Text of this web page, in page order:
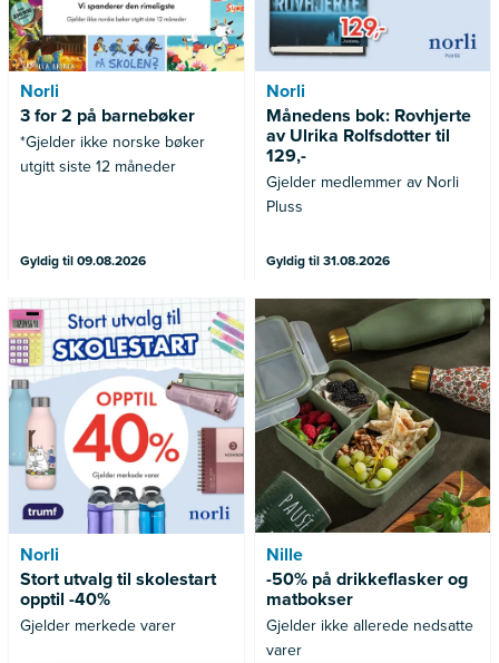
Norli
3 for 2 på barnebøker
*Gjelder ikke norske bøker
utgitt siste 12 måneder
Gyldig til 09.08.2026
Norli
Månedens bok: Rovhjerte
av Ulrika Rolfsdotter til
129,-
Gjelder medlemmer av Norli
Pluss
Gyldig til 31.08.2026
Norli
Stort utvalg til skolestart
opptil -40%
Gjelder merkede varer
Gjelder merkede varer
Nille
-50% på drikkeflasker og
matbokser
Gjelder ikke allerede nedsatte
varer
Gjelder ikke allerede nedsatte
varer